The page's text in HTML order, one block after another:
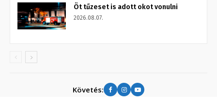
Öt tűzeset is adott okot vonulni
2026.08.07.
Követés: